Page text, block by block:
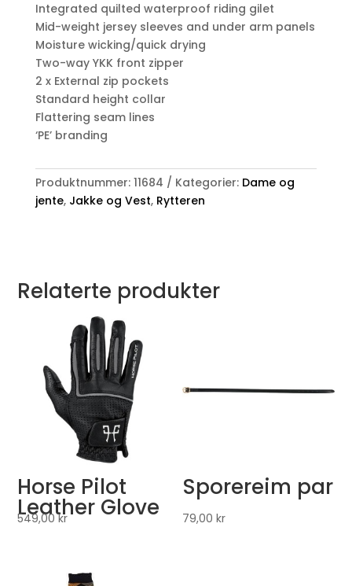
Jakke
antall
Integrated quilted waterproof riding gilet
Mid-weight jersey sleeves and under arm panels
Moisture wicking/quick drying
Two-way YKK front zipper
2 x External zip pockets
Standard height collar
Flattering seam lines
‘PE’ branding
Produktnummer: 11684 Kategorier: Dame og
jente, Jakke og Vest, Rytteren
Relaterte produkter
Horse Pilot
Leather Glove
549,00kr
Sporereim par
79,00kr